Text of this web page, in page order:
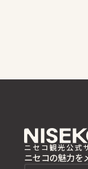
ニセコ観光公式
ニセコの魅力を